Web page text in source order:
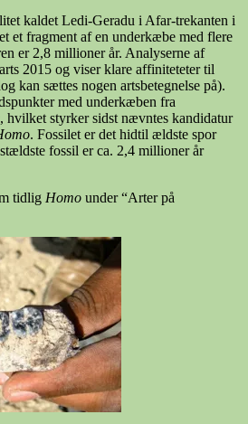
kaldet Ledi-Geradu i Afar-trekanten i
et fragment af en underkæbe med flere
er 2,8 millioner år. Analyserne af
2015 og viser klare affiniteteter til
kan sættes nogen artsbetegnelse på).
med underkæben fra
, hvilket styrker sidst nævntes kandidatur
. Fossilet er det hidtil ældste spor
fossil er ca. 2,4 millioner år
tidlig Homo under “Arter på